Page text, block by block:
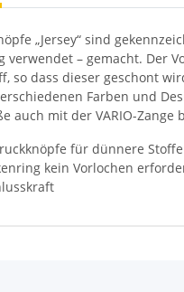
„Jersey“ sind
verwendet – gemacht. Der
so dass dieser geschont
Farben und
auch mit der VARIO-Zange
für dünnere
kein Vorlochen